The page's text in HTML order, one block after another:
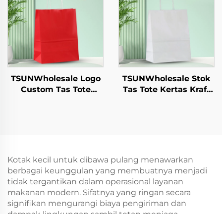
Biskuit, dan Makanan
Peliharaan dll.
dengan Permukaan
TSUNWholesale Logo
Custom Tas Tote
Baru/Christmas
TSUNWholesale Stok
Tas Tote Kertas Kraft
Kotak kecil untuk dibawa pulang menawarkan
berbagai keunggulan yang membuatnya menjadi
tidak tergantikan dalam operasional layanan
makanan modern. Sifatnya yang ringan secara
signifikan mengurangi biaya pengiriman dan